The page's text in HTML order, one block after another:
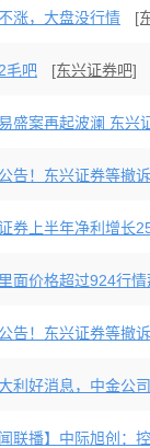
涨，大盘没行情 [
毛吧 [东兴证券吧]
盛案再起波澜 东兴
告！东兴证券等撤
券上半年净利增长
面价格超过924行
告！东兴证券等撤
利好消息，中金公
闻联播】中际旭创：